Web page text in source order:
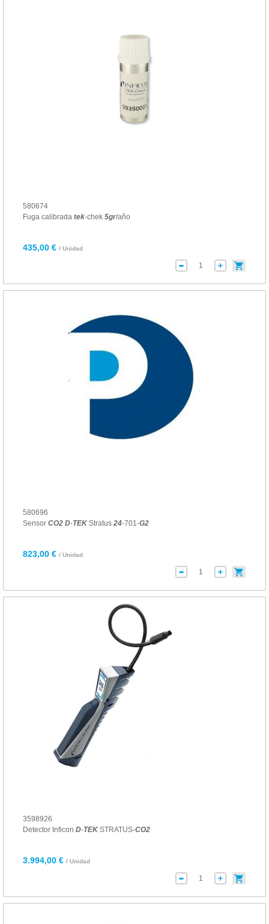
580674
Fuga calibrada tek-chek 5gr/año
435,00 € / Unidad
580696
Sensor CO2 D-TEKStratus 24-701-G2
823,00 € / Unidad
3598926
Detector Inficon D-TEKSTRATUS-CO2
3.994,00 € / Unidad